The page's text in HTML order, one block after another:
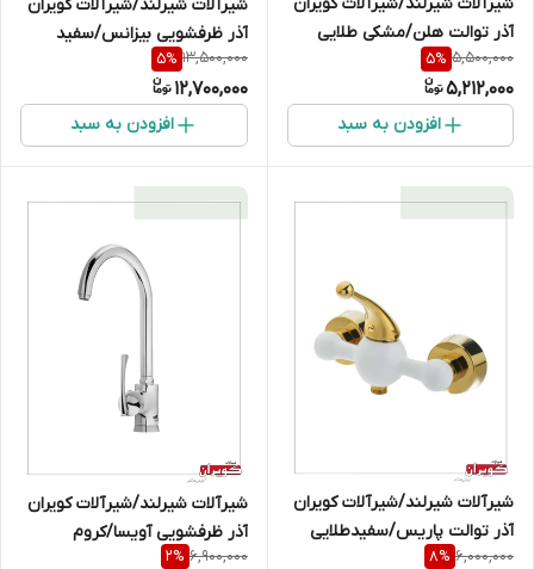
آذر توالت هلن/مشکی طلایی
5,500,000
5%
5,212,000
افزودن به سبد
شیرآلات شیرلند/شیرآلات کویران
آذر ظرفشویی بیزانس/سفید
طلایی
13,500,000
5%
12,700,000
افزودن به سبد
شیرآلات شیرلند/شیرآلات کویران
آذر توالت پاریس/سفیدطلایی
6,000,000
8%
شیرآلات شیرلند/شیرآلات کویران
آذر ظرفشویی آویسا/کروم
6,900,000
2%